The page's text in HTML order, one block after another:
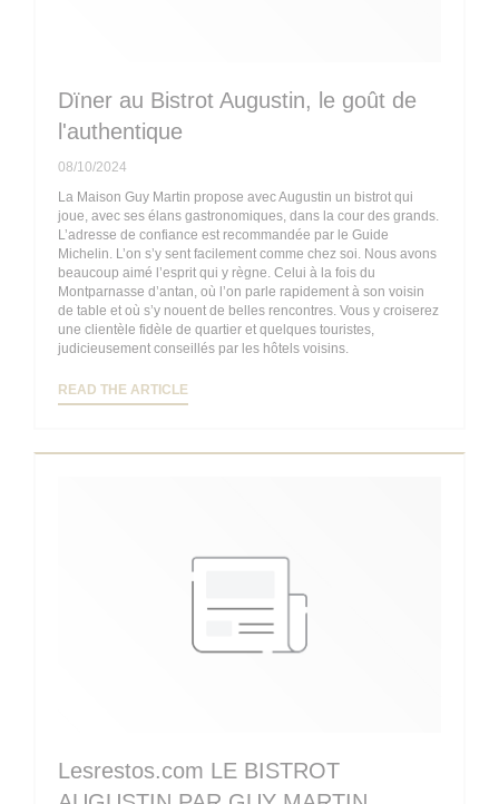
Dïner au Bistrot Augustin, le goût de
l'authentique
08/10/2024
La Maison Guy Martin propose avec Augustin un bistrot qui
joue, avec ses élans gastronomiques, dans la cour des grands.
L’adresse de confiance est recommandée par le Guide
Michelin. L’on s’y sent facilement comme chez soi. Nous avons
beaucoup aimé l’esprit qui y règne. Celui à la fois du
Montparnasse d’antan, où l’on parle rapidement à son voisin
de table et où s’y nouent de belles rencontres. Vous y croiserez
une clientèle fidèle de quartier et quelques touristes,
judicieusement conseillés par les hôtels voisins.
READ THE ARTICLE
Lesrestos.com LE BISTROT